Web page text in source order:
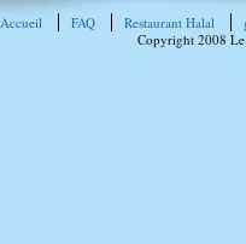
Accueil FAQ Restaurant Halal
Copyright 2008